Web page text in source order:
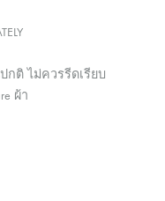
กติ ไม่ควรรีดเรียบ
ผ้า